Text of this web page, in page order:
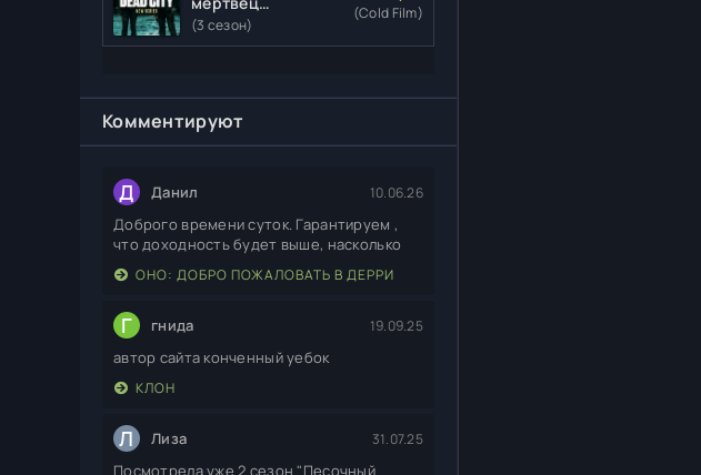
Мертвый
город
(3 сезон)
(Cold Film)
Комментируют
Д Данил 10.06.26
Доброго времени суток. Гарантируем ,
что доходность будет выше, насколько
ОНО: ДОБРО ПОЖАЛОВАТЬ В ДЕРРИ
Г гнида 19.09.25
автор сайта конченный уебок
КЛОН
Л Лиза 31.07.25
Посмотрела уже 2 сезон "Песочный